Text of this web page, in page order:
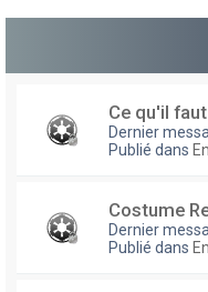
Ce qu'il
Dernier
Publié dans
Costume
Dernier
Publié dans